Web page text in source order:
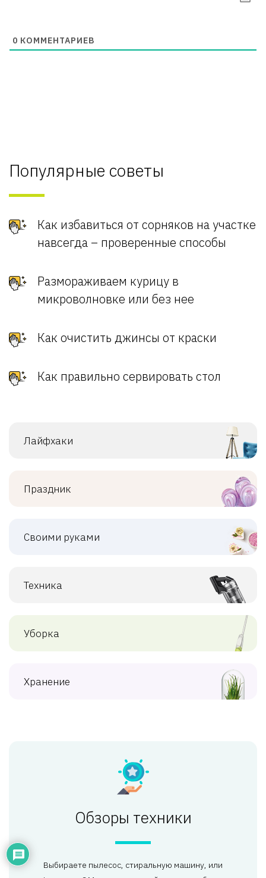
0 КОММЕНТАРИЕВ
Популярные советы
Как избавиться от сорняков на участке
навсегда – проверенные способы
Размораживаем курицу в
микроволновке или без нее
Как очистить джинсы от краски
Как правильно сервировать стол
Лайфхаки
Праздник
Своими руками
Техника
Уборка
Хранение
Обзоры техники
Выбираете пылесос, стиральную машину, или